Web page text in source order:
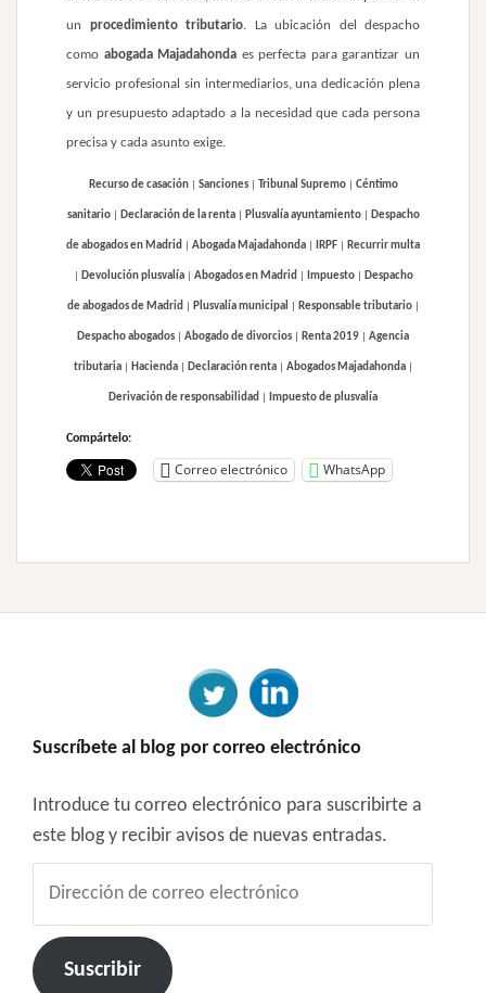
un procedimiento tributario. La ubicación del despacho
como abogada Majadahonda es perfecta para garantizar un
servicio profesional sin intermediarios, una dedicación plena
y un presupuesto adaptado a la necesidad que cada persona
precisa y cada asunto exige.
Recurso de casación Sanciones Tribunal Supremo Céntimo
sanitario| Declaración de la renta| Plusvalía ayuntamiento| Despacho
de abogados en Madrid Abogada Majadahonda IRPF Recurrir multa
Devolución plusvalía| Abogados en Madrid Impuesto| Despacho
de abogados de Madrid Plusvalía municipal Responsable tributario|
Despacho abogados Abogado de divorcios Renta 2019 Agencia
tributaria| Hacienda| Declaración renta| Abogados Majadahonda|
Derivación de responsabilidad Impuesto de plusvalía
Compártelo:
Correo electrónico WhatsApp
Suscríbete al blog por correo electrónico
Introduce tu correo electrónico para suscribirte a
este blog y recibir avisos de nuevas entradas.
correo
electrónico
Suscribir